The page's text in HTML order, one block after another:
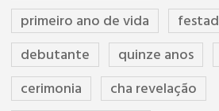
primeiro ano de vida
debutante
quinze anos
cerimonia
cha revelação